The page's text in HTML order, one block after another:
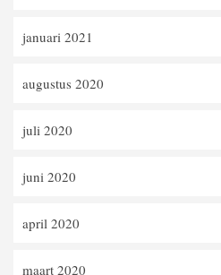
januari 2021
augustus 2020
juli 2020
juni 2020
april 2020
maart 2020